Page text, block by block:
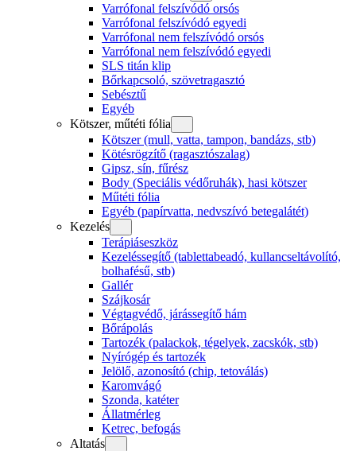
Varrófonal felszívódó orsós
Varrófonal felszívódó egyedi
Varrófonal nem felszívódó orsós
Varrófonal nem felszívódó egyedi
SLS titán klip
Bőrkapcsoló, szövetragasztó
Sebésztű
Egyéb
Kötszer, műtéti fólia
Kötszer (mull, vatta, tampon, bandázs, stb)
Kötésrögzítő (ragasztószalag)
Gipsz, sín, fűrész
Body (Speciális védőruhák), hasi kötszer
Műtéti fólia
Egyéb (papírvatta, nedvszívó betegalátét)
Kezelés
Terápiáseszköz
Kezeléssegítő (tablettabeadó, kullancseltávolító,
bolhafésű, stb)
Gallér
Szájkosár
Végtagvédő, járássegítő hám
Bőrápolás
Tartozék (palackok, tégelyek, zacskók, stb)
Nyírógép és tartozék
Jelölő, azonosító (chip, tetoválás)
Karomvágó
Szonda, katéter
Állatmérleg
Ketrec, befogás
Altatás